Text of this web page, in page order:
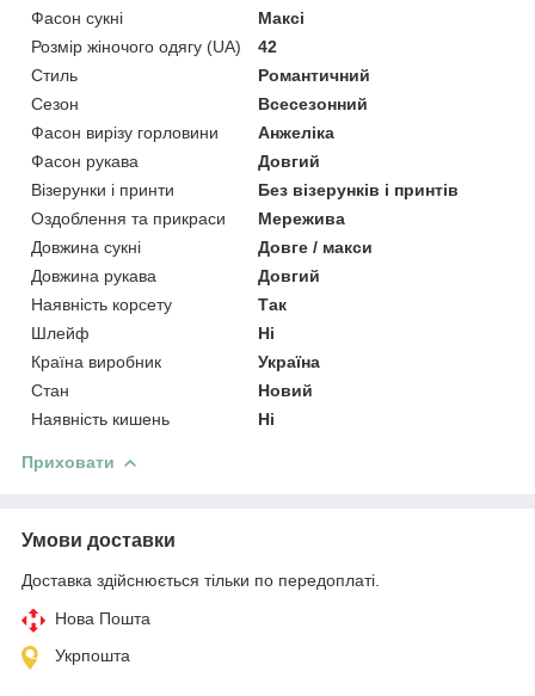
Фасон сукні
Максі
Розмір жіночого одягу (UA)
42
Стиль
Романтичний
Сезон
Всесезонний
Фасон вирізу горловини
Анжеліка
Фасон рукава
Довгий
Візерунки і принти
Без візерунків і принтів
Оздоблення та прикраси
Мережива
Довжина сукні
Довге / макси
Довжина рукава
Довгий
Наявність корсету
Так
Шлейф
Ні
Країна виробник
Україна
Стан
Новий
Наявність кишень
Ні
Приховати
Умови доставки
Доставка здійснюється тільки по передоплаті.
Нова Пошта
Укрпошта